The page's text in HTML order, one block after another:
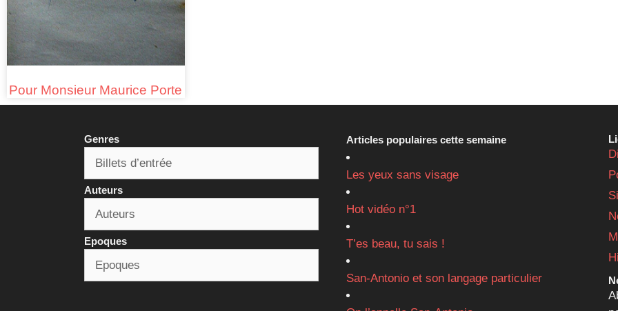
Pour Monsieur Maurice Porte
Genres
Auteurs
Epoques
Articles populaires cette semaine
Les yeux sans visage
Hot vidéo n°1
T’es beau, tu sais !
San-Antonio et son langage particulier